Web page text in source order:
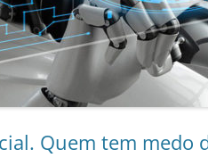
Quem tem medo